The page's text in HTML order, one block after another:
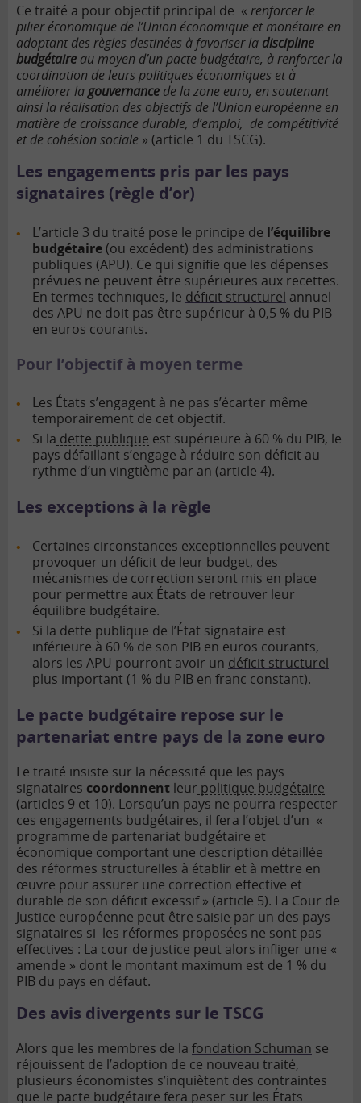
Ce traité a pour objectif principal de « renforcer le
pilier économique de l’Union économique et monétaire en
adoptant des règles destinées à favoriser la discipline
budgétaire au moyen d’un pacte budgétaire, à renforcer la
coordination de leurs politiques économiques et à
améliorer lagouvernance de lazone euro, en soutenant
ainsi la réalisation des objectifs de l’Union européenne en
matière de croissance durable, d’emploi, de compétitivité
et de cohésion sociale » (article 1 du TSCG).
Les engagements pris par les pays
signataires (règle d’or)
L’article 3 du traité pose le principe de l’équilibre
budgétaire(ou excédent) des administrations
publiques (APU). Ce qui signifie que les dépenses
prévues ne peuvent être supérieures aux recettes.
En termes techniques, le déficit structurel annuel
des APU ne doit pas être supérieur à 0,5 % du PIB
en euros courants.
Pour l’objectif à moyen terme
Les États s’engagent à ne pas s’écarter même
temporairement de cet objectif.
Si la dette publique est supérieure à 60 % du PIB, le
pays défaillant s’engage à réduire son déficit au
rythme d’un vingtième par an (article 4).
Les exceptions à la règle
Certaines circonstances exceptionnelles peuvent
provoquer un déficit de leur budget, des
mécanismes de correction seront mis en place
pour permettre aux États de retrouver leur
équilibre budgétaire.
Si la dette publique de l’État signataire est
inférieure à 60 % de son PIB en euros courants,
alors les APU pourront avoir un déficit structurel
plus important (1 % du PIB en franc constant).
Le pacte budgétaire repose sur le
partenariat entre pays de la zone euro
Le traité insiste sur la nécessité que les pays
signataires coordonnent leur politique budgétaire
(articles 9 et 10). Lorsqu’un pays ne pourra respecter
ces engagements budgétaires, il fera l’objet d’un «
programme de partenariat budgétaire et
économique comportant une description détaillée
des réformes structurelles à établir et à mettre en
œuvre pour assurer une correction effective et
durable de son déficit excessif » (article 5). La Cour de
Justice européenne peut être saisie par un des pays
signataires si les réformes proposées ne sont pas
effectives : La cour de justice peut alors infliger une «
amende » dont le montant maximum est de 1 % du
PIB du pays en défaut.
Des avis divergents sur le TSCG
Alors que les membres de la fondation Schuman se
réjouissent de l’adoption de ce nouveau traité,
plusieurs économistes s’inquiètent des contraintes
que le pacte budgétaire fera peser sur les États